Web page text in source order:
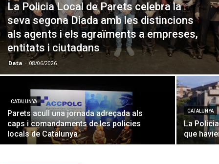
La Policia Local de Parets celebra la
seva segona Diada amb les distincions
als agents i els agraïments a empreses,
entitats i ciutadans
Data - 08/06/2026
CATALUNYA
Parets acull una jornada adreçada als
caps i comandaments de les policies
locals de Catalunya
CATALUNYA
La
que